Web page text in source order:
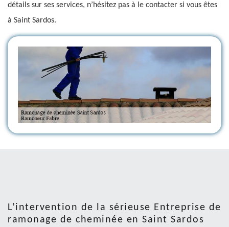
détails sur ses services, n’hésitez pas à le contacter si vous êtes
à Saint Sardos.
L’intervention de la sérieuse Entreprise de
ramonage de cheminée en Saint Sardos